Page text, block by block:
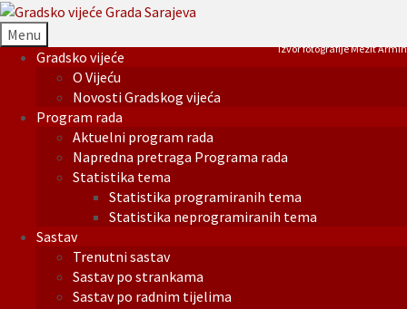
Menu
Gradsko vijeće
O Vijeću
Novosti Gradskog vijeća
Program rada
Aktuelni program rada
Napredna pretraga Programa rada
Statistika tema
Statistika programiranih tema
Statistika neprogramiranih tema
Sastav
Trenutni sastav
Sastav po strankama
Sastav po radnim tijelima
Izvor fotografije Mezit Armin